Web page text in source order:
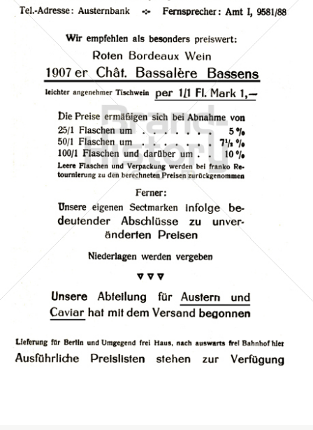
M. Kempinski & Co., Berlin
M. Kempinski & Co., Berlin
1911
Bild-ID: 42212